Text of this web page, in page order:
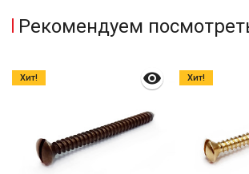
Рекомендуем
Хит! Хит!